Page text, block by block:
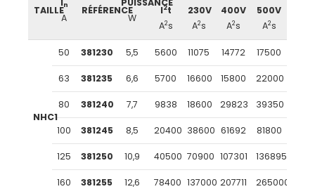
TAILLEn
A
RÉFÉRENCE
W
I2t
A2s
230V
A2s
400V
A2s
500V
A2s
NHC1
50 381230 5,5 5600 11075 14772 17500
63 381235 6,6 5700 16600 15800 22000
80 381240 7,7 9838 18600 29823 39350
100 381245 8,5 20400 38600 61692 81800
125 381250 10,9 40500 70900 107301 136895
160 381255 12,6 78400 137000 207711 265000